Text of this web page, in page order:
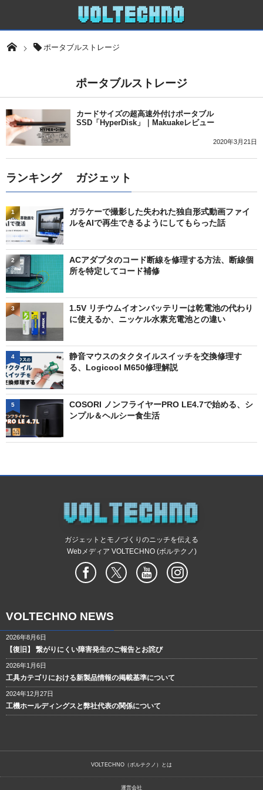
ポータブルストレージ
ポータブルストレージ
カードサイズの超高速外付けポータブル
SSD「HyperDisk」｜Makuakeレビュー
2020年3月21日
ランキング ガジェット
ガラケーで撮影した失われた独自形式動画ファイ
ルをAIで再生できるようにしてもらった話
1
ACアダプタのコード断線を修理する方法、断線個
所を特定してコード補修
2
1.5V リチウムイオンバッテリーは乾電池の代わり
に使えるか、ニッケル水素充電池との違い
3
静音マウスのタクタイルスイッチを交換修理す
る、Logicool M650修理解説
4
COSORI ノンフライヤーPRO LE4.7で始める、シ
ンプル＆ヘルシー食生活
5
ガジェットとモノづくりのニッチを伝える
Webメディア VOLTECHNO (ボルテクノ)
VOLTECHNO NEWS
2026年8月6日
【復旧】 繋がりにくい障害発生のご報告とお詫び
2026年1月6日
工具カテゴリにおける新製品情報の掲載基準について
2024年12月27日
工機ホールディングスと弊社代表の関係について
VOLTECHNO（ボルテクノ）とは
運営会社